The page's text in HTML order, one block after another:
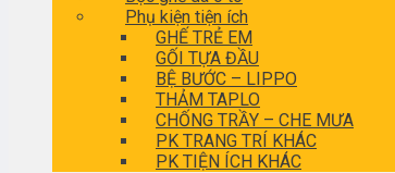
Phụ kiện tiện ích
GHẾ TRẺ EM
GỐI TỰA ĐẦU
BỆ BƯỚC – LIPPO
THẢM TAPLO
CHỐNG TRẦY – CHE MƯA
PK TRANG TRÍ KHÁC
PK TIỆN ÍCH KHÁC